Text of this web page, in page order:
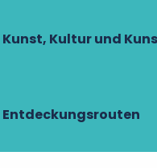
Kunst, Kultur und
Entdeckungsrouten